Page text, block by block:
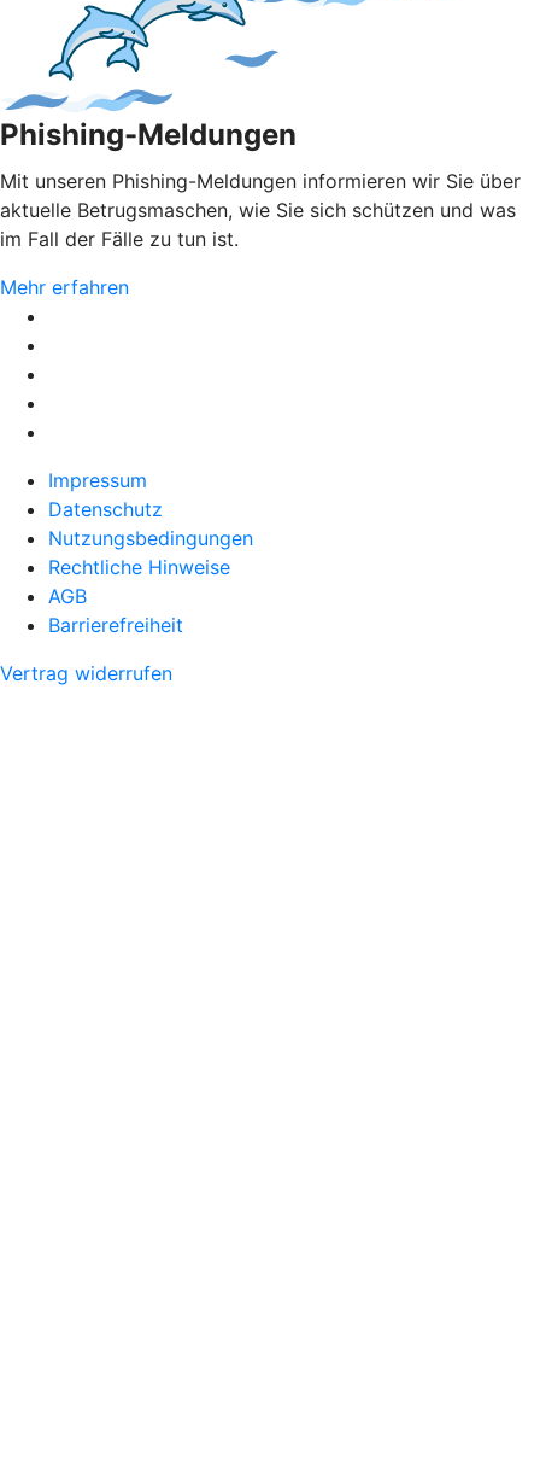
Phishing-Meldungen
Mit unseren Phishing-Meldungen informieren wir Sie über
aktuelle Betrugsmaschen, wie Sie sich schützen und was
im Fall der Fälle zu tun ist.
Mehr erfahren
Impressum
Datenschutz
Nutzungsbedingungen
Rechtliche Hinweise
AGB
Barrierefreiheit
Vertrag widerrufen